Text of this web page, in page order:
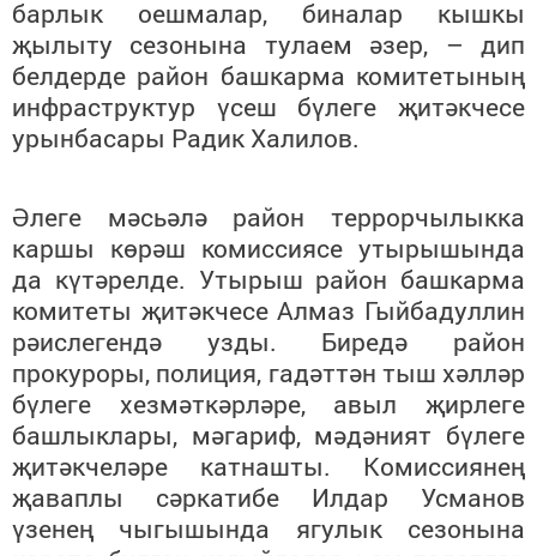
барлык оешмалар, биналар кышкы
җылыту сезонына тулаем әзер, – дип
белдерде район башкарма комитетының
инфраструктур үсеш бүлеге җитәкчесе
урынбасары Радик Халилов.
Әлеге мәсьәлә район террорчылыкка
каршы көрәш комиссиясе утырышында
да күтәрелде. Утырыш район башкарма
комитеты җитәкчесе Алмаз Гыйбадуллин
рәислегендә узды. Биредә район
прокуроры, полиция, гадәттән тыш хәлләр
бүлеге хезмәткәрләре, авыл җирлеге
башлыклары, мәгариф, мәдәният бүлеге
җитәкчеләре катнашты. Комиссиянең
җаваплы сәркатибе Илдар Усманов
үзенең чыгышында ягулык сезонына